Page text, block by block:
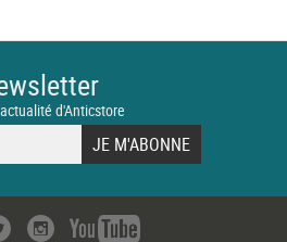
d'Anticstore